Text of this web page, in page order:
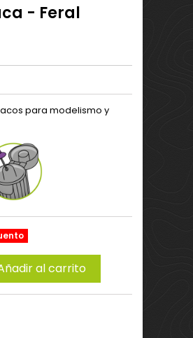
- Feral
para modelismo y
al carrito